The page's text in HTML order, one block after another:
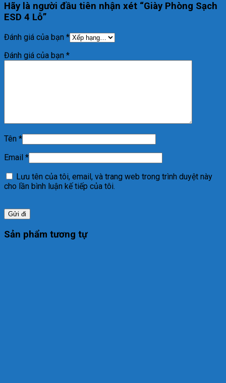
Hãy là người đầu tiên nhận xét “Giày Phòng Sạch
ESD 4 Lỗ”
Đánh giá của bạn *
Đánh giá của bạn *
Tên *
Email *
Lưu tên của tôi, email, và trang web trong trình duyệt này
cho lần bình luận kế tiếp của tôi.
Sản phẩm tương tự